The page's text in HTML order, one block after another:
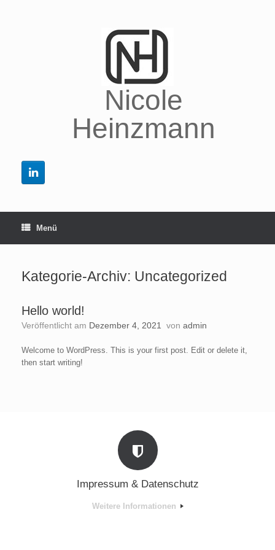
Nicole
Heinzmann
Menü
Kategorie-Archiv: Uncategorized
Hello world!
Veröffentlicht am Dezember 4, 2021 von admin
Welcome to WordPress. This is your first post. Edit or delete it,
then start writing!
Impressum & Datenschutz
Weitere Informationen